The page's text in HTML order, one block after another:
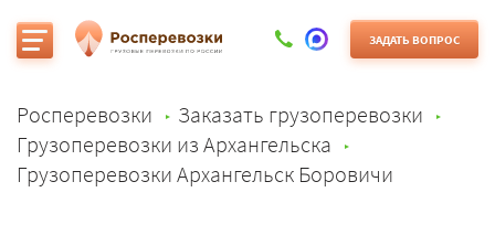
ЗАДАТЬ ВОПРОС
Росперевозки
Заказать грузоперевозки
Грузоперевозки из Архангельска
Грузоперевозки Архангельск Боровичи